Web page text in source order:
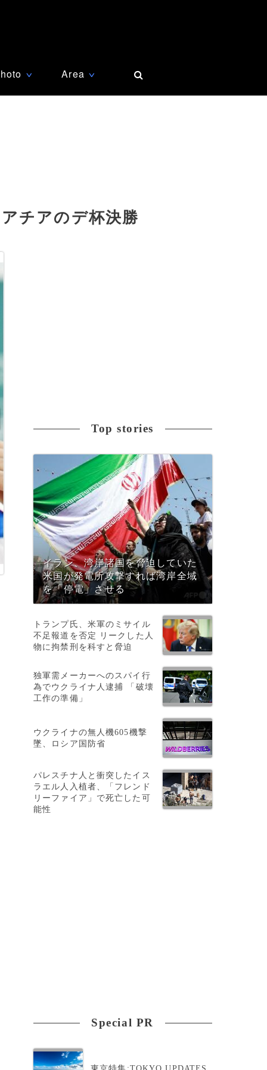
∨ Area ∨
チアのデ杯決勝
Top stories
イラン、湾岸諸国を脅迫していた
米国が発電所攻撃すれば湾岸全域
を「停電」させる
トランプ氏、米軍のミサイル
不足報道を否定 リークした人
物に拘禁刑を科すと脅迫
独軍需メーカーへのスパイ行
為でウクライナ人逮捕 「破壊
工作の準備」
ウクライナの無人機605機撃
墜、ロシア国防省
パレスチナ人と衝突したイス
ラエル人入植者、「フレンド
リーファイア」で死亡した可
能性
Special PR
東京特集:TOKYO UPDATES